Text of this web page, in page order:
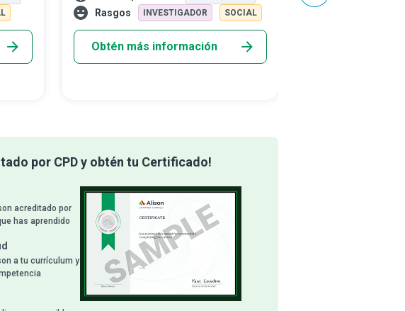
secundaria y los adultos en educación
Rasgos
INVESTIGADOR SOCIAL
Obtén más información
personas
por CPD y obtén tu Certificado!
acreditado por
has aprendido
a tu currículum y